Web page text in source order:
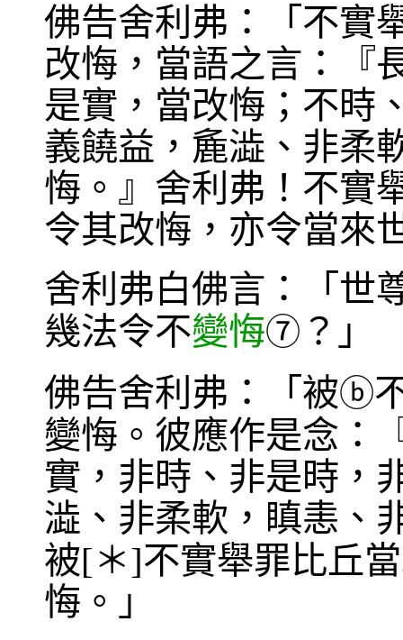
佛告舍利弗：「不實
改悔，當語之言：『
是實，當改悔；不時
義饒益，麁澁、非柔
悔。』舍利弗！不實
令其改悔，亦令當來
舍利弗白佛言：「世
幾法令不變悔⑦ ？」
佛告舍利弗：「被ⓑ
變悔。彼應作是念：
實，非時、非是時，
澁、非柔軟，瞋恚、
被[＊]不實舉罪比丘
悔。」